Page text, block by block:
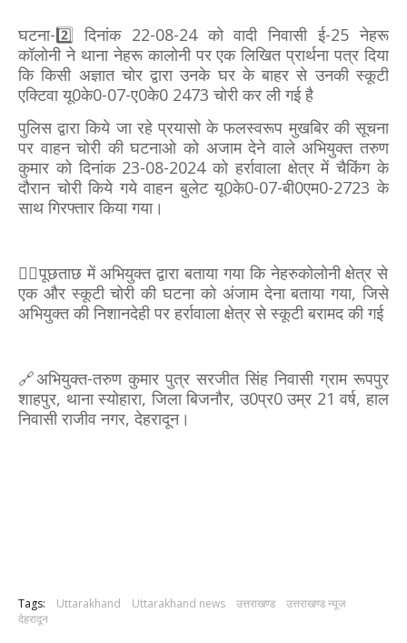
घटना-2️⃣ दिनांक 22-08-24 को वादी निवासी ई-25 नेहरू
कॉलोनी ने थाना नेहरू कालोनी पर एक लिखित प्रार्थना पत्र दिया
कि किसी अज्ञात चोर द्वारा उनके घर के बाहर से उनकी स्कूटी
एक्टिवा यू0के0-07-ए0के0 2473 चोरी कर ली गई है
पुलिस द्वारा किये जा रहे प्रयासो के फलस्वरूप मुखबिर की सूचना
पर वाहन चोरी की घटनाओ को अजाम देने वाले अभियुक्त तरुण
कुमार को दिनांक 23-08-2024 को हर्रावाला क्षेत्र में चैकिंग के
दौरान चोरी किये गये वाहन बुलेट यू0के0-07-बी0एम0-2723 के
साथ गिरफ्तार किया गया।
👉🏻पूछताछ में अभियुक्त द्वारा बताया गया कि नेहरुकोलोनी क्षेत्र से
एक और स्कूटी चोरी की घटना को अंजाम देना बताया गया, जिसे
अभियुक्त की निशानदेही पर हर्रावाला क्षेत्र से स्कूटी बरामद की गई
🔗अभियुक्त-तरुण कुमार पुत्र सरजीत सिंह निवासी ग्राम रूपपुर
शाहपुर, थाना स्योहारा, जिला बिजनौर, उ0प्र0 उम्र 21 वर्ष, हाल
निवासी राजीव नगर, देहरादून।
Tags: Uttarakhand Uttarakhand news उत्तराखण्ड
उत्तराखण्ड न्यूज
देहरादून